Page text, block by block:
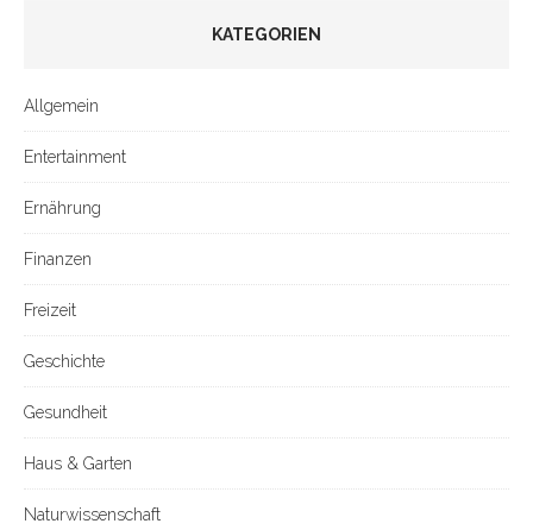
KATEGORIEN
Allgemein
Entertainment
Ernährung
Finanzen
Freizeit
Geschichte
Gesundheit
Haus & Garten
Naturwissenschaft